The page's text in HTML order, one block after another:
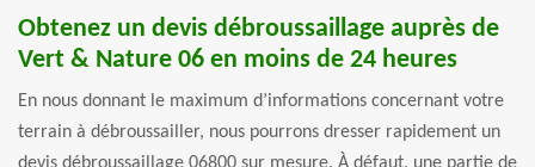
Obtenez un devis débroussaillage auprès de
Vert & Nature 06 en moins de 24 heures
En nous donnant le maximum d’informations concernant votre
terrain à débroussailler, nous pourrons dresser rapidement un